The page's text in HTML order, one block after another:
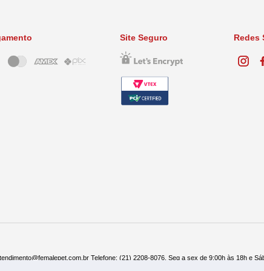
Site Seguro Redes
Telefone: (21) 2208-8076. Seg a sex de 9:00h às 18h e